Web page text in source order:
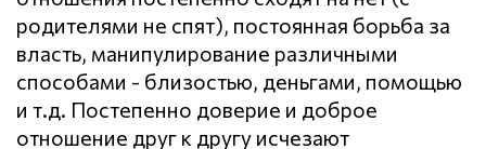
родителями не спят), постоянная борьба за
власть, манипулирование различными
способами - близостью, деньгами, помощью
и т.д. Постепенно доверие и доброе
отношение друг к другу исчезают